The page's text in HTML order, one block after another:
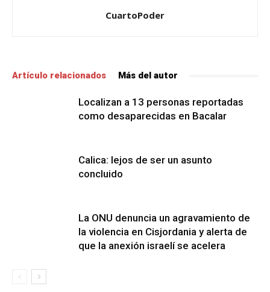
CuartoPoder
Artículo relacionados Más del autor
Localizan a 13 personas reportadas
como desaparecidas en Bacalar
Calica: lejos de ser un asunto
concluido
La ONU denuncia un agravamiento de
la violencia en Cisjordania y alerta de
que la anexión israelí se acelera